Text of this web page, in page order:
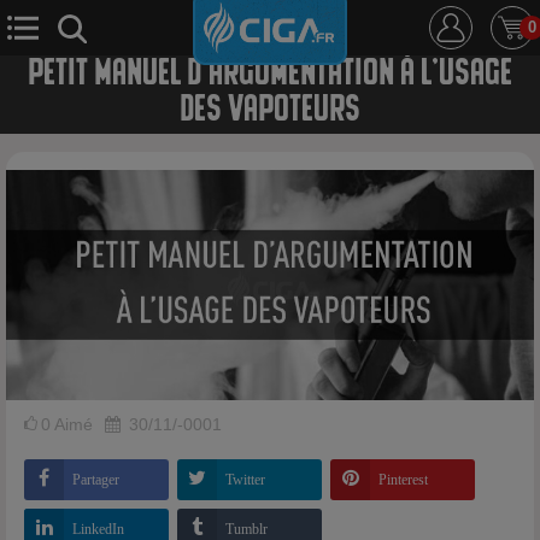
0
E-Liquide
Cbd Nouveautés
PETIT MANUEL D’ARGUMENTATION À L’USAGE
DES VAPOTEURS
0 Aimé 30/11/-0001
Partager Twitter Pinterest
LinkedIn Tumblr